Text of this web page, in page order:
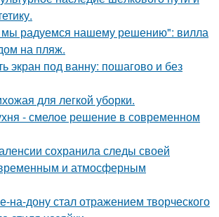
радуемся нашему решению": вилла
на пляж.
экран под ванну: пошагово и без
для легкой уборки.
- смелое решение в современном
сохранила следы своей
и атмосферным
на-дону стал отражением творческого